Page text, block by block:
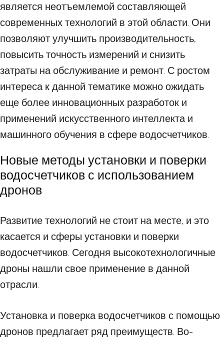
является неотъемлемой составляющей
современных технологий в этой области. Они
позволяют улучшить производительность,
повысить точность измерений и снизить
затраты на обслуживание и ремонт. С ростом
интереса к данной тематике можно ожидать
еще более инновационных разработок и
применений искусственного интеллекта и
машинного обучения в сфере водосчетчиков.
Новые методы установки и поверки
водосчетчиков с использованием
дронов
Развитие технологий не стоит на месте, и это
касается и сферы установки и поверки
водосчетчиков. Сегодня высокотехнологичные
дроны нашли свое применение в данной
отрасли.
Установка и поверка водосчетчиков с помощью
дронов предлагает ряд преимуществ. Во-